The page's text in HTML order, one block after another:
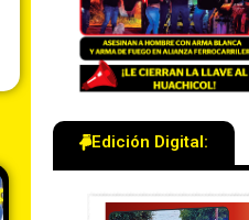
Edición Digital: